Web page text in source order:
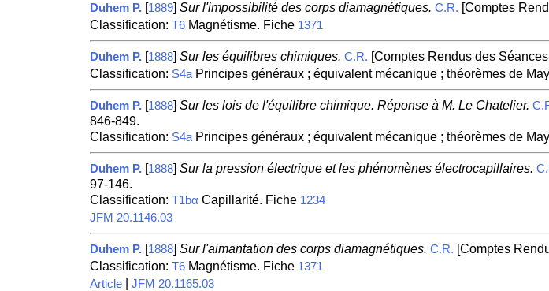
Duhem P. [1889] Sur l'impossibilité des corps diamagnétiques. C.R. [Comptes
Classification: T6Magnétisme. Fiche 1371
Duhem P. [1888] Sur les équilibres chimiques. C.R. [Comptes Rendus des
Classification: S4aPrincipes généraux ; équivalent mécanique ; théorèmes de
Duhem P. [1888] Sur les lois de l'équilibre chimique. Réponse à M. Le Chatelier.
846-849.
Classification: S4aPrincipes généraux ; équivalent mécanique ; théorèmes de
Duhem P. [1888] Sur la pression électrique et les phénomènes électrocapillaires.
97-146.
Classification: T1bα Capillarité. Fiche 1234
JFM 20.1146.03
Duhem P. [1888] Sur l'aimantation des corps diamagnétiques. C.R. [Comptes
Classification: T6Magnétisme. Fiche 1371
Article| JFM 20.1165.03